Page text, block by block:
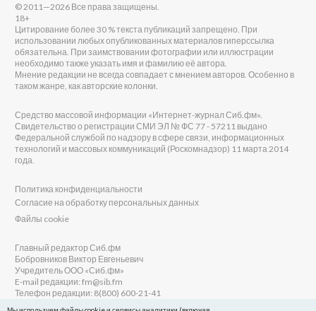
© 2011—2026 Все права защищены.
18+
Цитирование более 30 % текста публикаций запрещено. При
использовании любых опубликованных материалов гиперссылка
обязательна. При заимствовании фотографии или иллюстрации
необходимо также указать имя и фамилию её автора.
Мнение редакции не всегда совпадает с мнением авторов. Особенно в
таком жанре, как авторские колонки.
Средство массовой информации «Интернет-журнал Сиб.фм».
Свидетельство о регистрации СМИ ЭЛ № ФС 77 - 57211 выдано
Федеральной службой по надзору в сфере связи, информационных
технологий и массовых коммуникаций (Роскомнадзор) 11 марта 2014
года.
Политика конфиденциальности
Согласие на обработку персональных данных
Файлы cookie
Главный редактор Сиб.фм
Бобровников Виктор Евгеньевич
Учредитель ООО «Сиб.фм»
E-mail редакции: fm@sib.fm
Телефон редакции: 8(800) 600-21-41